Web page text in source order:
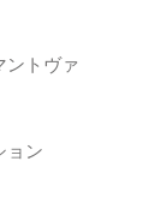
ントヴァ
ョン